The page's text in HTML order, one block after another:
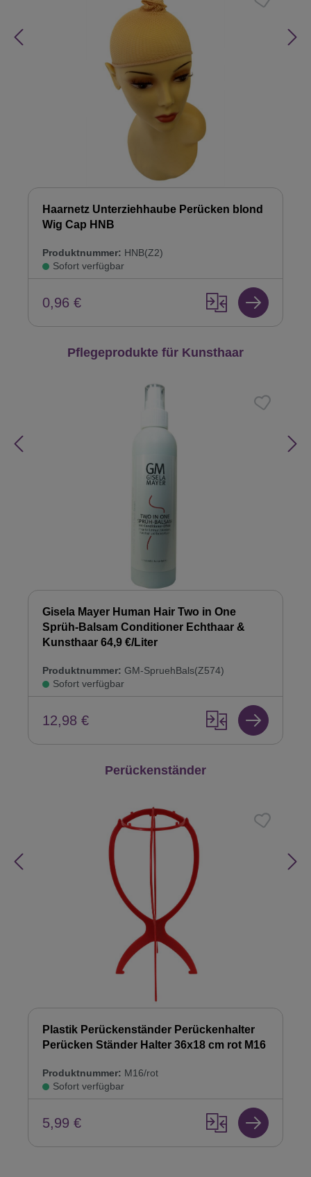
Haarnetz Unterziehhaube Perücken blond
Wig Cap HNB
Produktnummer: HNB(Z2)
Sofort verfügbar
0,96 €
Produktgalerie überspringen
Pflegeprodukte für Kunsthaar
Gisela Mayer Human Hair Two in One
Sprüh-Balsam Conditioner Echthaar &
Kunsthaar 64,9 €/Liter
Produktnummer: GM-SpruehBals(Z574)
Sofort verfügbar
12,98 €
Produktgalerie überspringen
Perückenständer
Plastik Perückenständer Perückenhalter
Perücken Ständer Halter 36x18 cm rot M16
Produktnummer: M16/rot
Sofort verfügbar
5,99 €